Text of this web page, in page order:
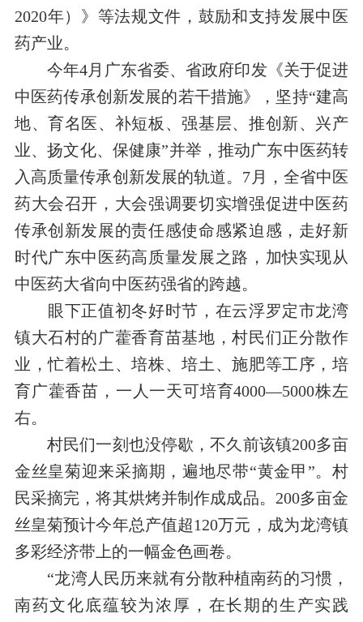
2020年）》等法规文件，鼓励和支持发展中医
药产业。
今年4月广东省委、省政府印发《关于促进
中医药传承创新发展的若干措施》，坚持“建高
地、育名医、补短板、强基层、推创新、兴产
业、扬文化、保健康”并举，推动广东中医药转
入高质量传承创新发展的轨道。 7 月，全省中医
药大会召开，大会强调要切实增强促进中医药
传承创新发展的责任感使命感紧迫感，走好新
时代广东中医药高质量发展之路，加快实现从
中医药大省向中医药强省的跨越。
眼下正值初冬好时节，在云浮罗定市龙湾
镇大石村的广藿香育苗基地，村民们正分散作
业，忙着松土、培株、培土、施肥等工序，培
育广藿香苗，一人一天可培育4000—5000株左
右。
村民们一刻也没停歇，不久前该镇200多亩
金丝皇菊迎来采摘期，遍地尽带“黄金甲”。村
民采摘完，将其烘烤并制作成成品。 200多亩金
丝皇菊预计今年总产值超120万元，成为龙湾镇
多彩经济带上的一幅金色画卷。
“龙湾人民历来就有分散种植南药的习惯，
南药文化底蕴较为浓厚，在长期的生产实践